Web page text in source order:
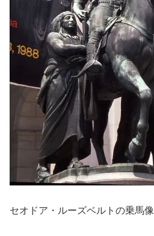
セオドア・ルーズベルトの乗馬像